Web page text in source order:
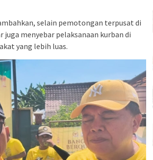
selain pemotongan terpusat di
juga menyebar pelaksanaan kurban di
yang lebih luas.